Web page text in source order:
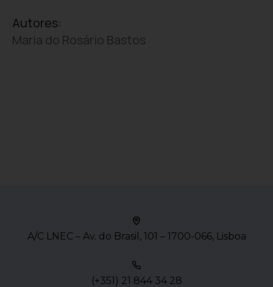
Autores:
Maria do Rosário Bastos
A/C LNEC – Av. do Brasil, 101 – 1700-066, Lisboa
(+351) 21 844 34 28